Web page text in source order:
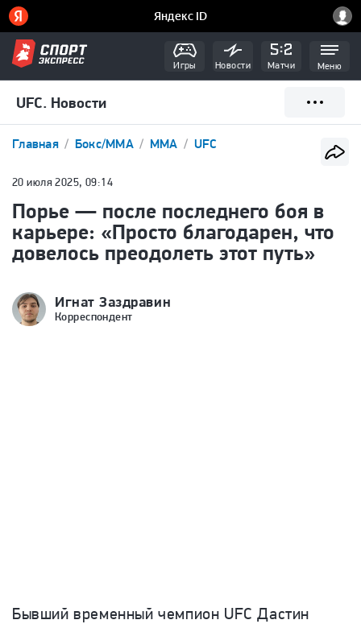
Игры Новости Матчи Меню
UFC. Новости
Главная Бокс/ММА ММА UFC
20 июля 2025, 09:14
Порье — после последнего боя в
карьере: «Просто благодарен, что
довелось преодолеть этот путь»
Игнат Заздравин
Корреспондент
Бывший временный чемпион UFC Дастин